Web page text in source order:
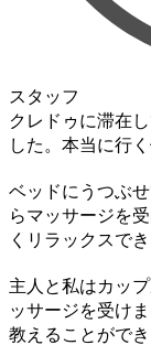
スタッフ
クレドゥに滞在
した。本当に行
ベッドにうつぶ
らマッサージを
くリラックスで
主人と私はカッ
ッサージを受け
教えることがで